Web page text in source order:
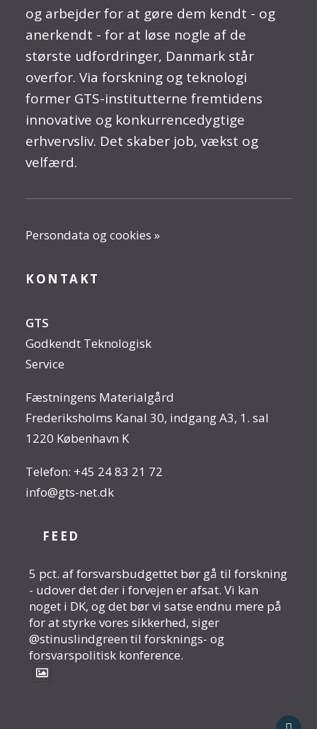
og arbejder for at gøre dem kendt - og
anerkendt - for at løse nogle af de
største udfordringer, Danmark står
overfor. Via forskning og teknologi
former GTS-institutterne fremtidens
innovative og konkurrencedygtige
erhvervsliv. Det skaber job, vækst og
velfærd.
Persondata og cookies »
KONTAKT
GTS
Godkendt Teknologisk
Service
Fæstningens Materialgård
Frederiksholms Kanal 30, indgang A3, 1. sal
1220 København K
Telefon: +45 24 83 21 72
info@gts-net.dk
FEED
5 pct. af forsvarsbudgettet bør gå til forskning
- udover det der i forvejen er afsat. Vi kan
noget i DK, og det bør vi satse endnu mere på
for at styrke vores sikkerhed, siger
@stinuslindgreen til forsknings- og
forsvarspolitisk konference.